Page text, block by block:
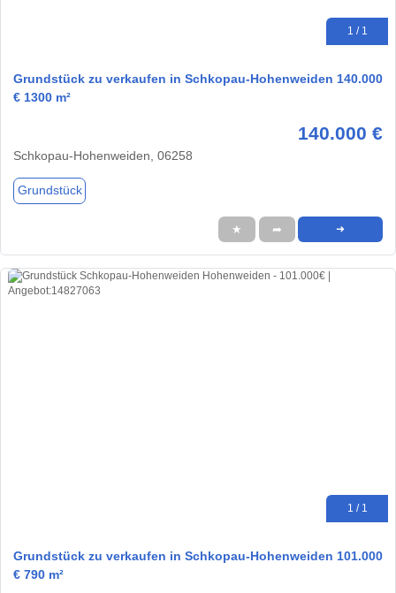
1 / 1
Grundstück zu verkaufen in Schkopau-Hohenweiden 140.000
€ 1300 m²
140.000 €
Schkopau-Hohenweiden, 06258
Grundstück
★ ➦ ➜
1 / 1
Grundstück zu verkaufen in Schkopau-Hohenweiden 101.000
€ 790 m²